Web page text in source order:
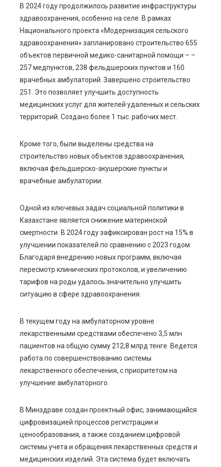
В 2024 году продолжилось развитие инфраструктуры
здравоохранения, особенно на селе. В рамках
Национального проекта «Модернизация сельского
здравоохранения» запланировано строительство 655
объектов первичной медико-санитарной помощи – –
257 медпунктов, 238 фельдшерских пунктов и 160
врачебных амбулаторий. Завершено строительство
251. Это позволяет улучшить доступность
медицинских услуг для жителей удаленных и сельских
территорий. Создано более 1 тыс. рабочих мест.
Кроме того, были выделены средства на
строительство новых объектов здравоохранения,
включая фельдшерско-акушерские пункты и
врачебные амбулатории.
Одной из ключевых задач социальной политики в
Казахстане является снижение материнской
смертности. В 2024 году зафиксирован рост на 15% в
улучшении показателей по сравнению с 2023 годом.
Благодаря внедрению новых программ, включая
пересмотр клинических протоколов, и увеличению
тарифов на роды удалось значительно улучшить
ситуацию в сфере здравоохранения.
В текущем году на амбулаторном уровне
лекарственными средствами обеспечено 3,5 млн
пациентов на общую сумму 212,8 млрд тенге. Ведется
работа по совершенствованию системы
лекарственного обеспечения, с приоритетом на
улучшение амбулаторного.
В Минздраве создан проектный офис, занимающийся
цифровизацией процессов регистрации и
ценообразования, а также созданием цифровой
системы учета и обращения лекарственных средств и
медицинских изделий. Эта система будет включать